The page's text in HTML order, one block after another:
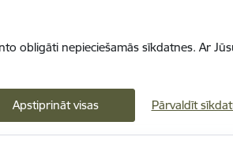
obligāti nepieciešamās sīkdatnes. Ar
Apstiprināt visas Pārvaldīt